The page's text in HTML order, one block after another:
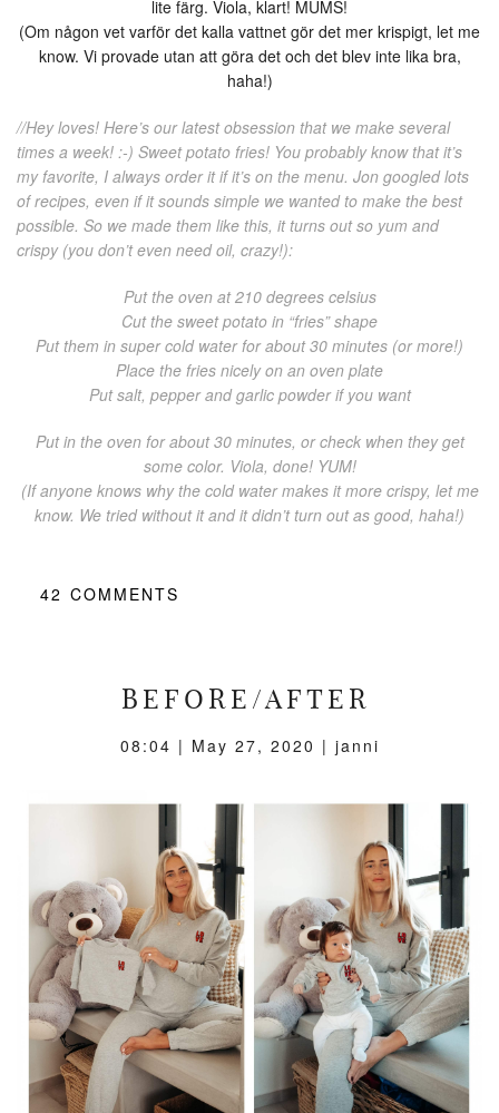
lite färg. Viola, klart! MUMS!
(Om någon vet varför det kalla vattnet gör det mer krispigt, let me
know. Vi provade utan att göra det och det blev inte lika bra,
haha!)
//Hey loves! Here’s our latest obsession that we make several
times a week! :-) Sweet potato fries! You probably know that it’s
my favorite, I always order it if it’s on the menu. Jon googled lots
of recipes, even if it sounds simple we wanted to make the best
possible. So we made them like this, it turns out so yum and
crispy (you don’t even need oil, crazy!):
Put the oven at 210 degrees celsius
Cut the sweet potato in “fries” shape
Put them in super cold water for about 30 minutes (or more!)
Place the fries nicely on an oven plate
Put salt, pepper and garlic powder if you want
Put in the oven for about 30 minutes, or check when they get
some color. Viola, done! YUM!
(If anyone knows why the cold water makes it more crispy, let me
know. We tried without it and it didn’t turn out as good, haha!)
42 COMMENTS
BEFORE/AFTER
08:04 | May 27, 2020 | janni